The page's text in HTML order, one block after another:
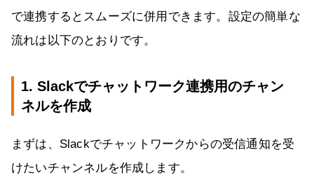
で連携するとスムーズに併用できます。設定の簡単な
流れは以下のとおりです。
1. Slackでチャットワーク連携用のチャン
ネルを作成
まずは、Slackでチャットワークからの受信通知を受
けたいチャンネルを作成します。